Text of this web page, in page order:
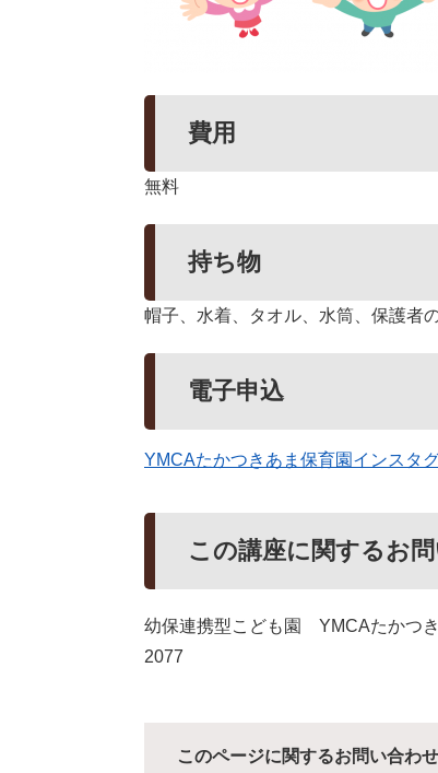
費用
無料
持ち物
帽子、水着、タオル、水筒、保護者
電子申込
YMCAたかつきあま保育園インスタ
この講座に関するお
幼保連携型こども園 YMCAたかつ
2077
このページに関するお問い合わ